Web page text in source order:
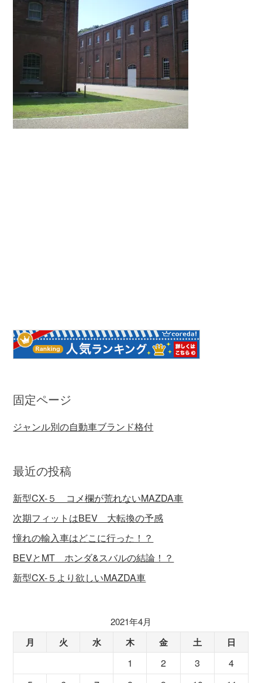
固定ページ
ジャンル別の自動車ブランド格付
最近の投稿
新型CX-５ コメ欄が荒れないMAZDA車
次期フィットはBEV 大転換の予感
憧れの輸入車はどこに行った！？
BEVとMT ホンダ&スバルの結論！？
新型CX-５より欲しいMAZDA車
2021年4月
月 火 水 木 金 土 日
1 2 3
4